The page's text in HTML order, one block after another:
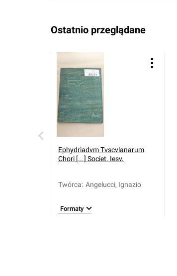
Ostatnio przeglądane
Ephydriadvm Tvscvlanarum
Chori [...] Societ. Iesv.
Twórca: Angelucci, Ignazio
Formaty